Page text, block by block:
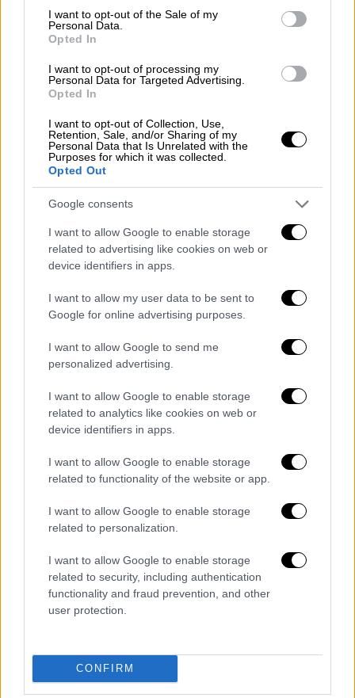
consent section.
I want to opt-out of the Sale of my
Personal Data.
Opted In
I want to opt-out of processing my
Personal Data for Targeted Advertising.
Opted In
I want to opt-out of Collection, Use,
Retention, Sale, and/or Sharing of my
Personal Data that Is Unrelated with the
Purposes for which it was collected.
Opted Out
Google consents
I want to allow Google to enable storage
related to advertising like cookies on web or
device identifiers in apps.
I want to allow my user data to be sent to
Google for online advertising purposes.
I want to allow Google to send me
personalized advertising.
I want to allow Google to enable storage
related to analytics like cookies on web or
device identifiers in apps.
I want to allow Google to enable storage
related to functionality of the website or app.
I want to allow Google to enable storage
related to personalization.
I want to allow Google to enable storage
related to security, including authentication
functionality and fraud prevention, and other
user protection.
CONFIRM
Το πρόγραμμα αναλυτικά:
Τρίτη 22 Ιουνίου | Conference: Music Trends
16:00-16:40: Blockchain, NFTs & Fan-Powered
Royalties (Panel/ ENG)
16:40-16:45: Project Pitch: Overview Ark
16:45-17:15: Covid-19, Συναυλίες και μουσικά
φεστιβάλ (Talk/ GR)
17:15-17:20: Project Pitch: Trick the Ear
17:20-18:10: Ελληνικό Hip Hop (Panel/GR)
18:15-19:15: Networking Event - Meet the
delegates
19:00-20:30: Hip Hop music production &
Audio Sampling (Workshop/GR)
Showcases:
18:30 - 18:52: Marva von Theo (GR) powered
by Shesaid.so & Her Project
18:53 - 19:09: [LEAK] (DE)
19:10 - 19:29: Ikaru (TR)
Τετάρτη 23 Ιουνίου | Conference: Music
16:00-16:54: Music Synchronization
(Panel/GR)
(Talk/ENG)
17:40-17:45: Project Pitch: Groovy